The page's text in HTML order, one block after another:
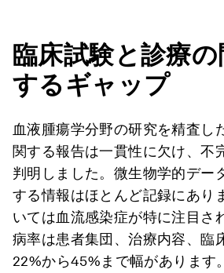
臨床試験と診療
するギャップ
血液腫瘍学分野の研究を精査し
関する報告は一貫性に欠け、不
判明しました。微生物学的デー
する情報はほとんど記録にあり
いては血流感染症が特に注目さ
病率は患者集団、治療内容、臨
22%から45%まで幅があります。